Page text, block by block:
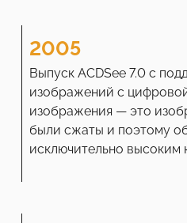
2005
Выпуск ACDSee 7.0 с
изображений с
изображения — это
были сжаты и поэтому
исключительно высоким